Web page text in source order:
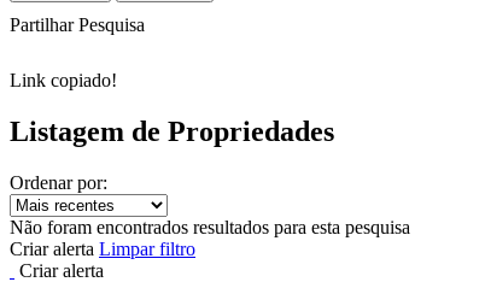
Partilhar Pesquisa
Link copiado!
Listagem de Propriedades
Ordenar por:
Não foram encontrados resultados para esta pesquisa
Criar alerta Limpar filtro
Criar alerta